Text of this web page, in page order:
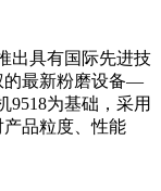
出具有国际先进技
的最新粉磨设备—
9518为基础，采用
品粒度、性能